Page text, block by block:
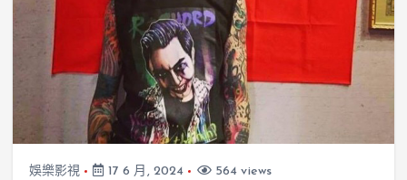
娛樂影視 17 6 月, 2024 564 views